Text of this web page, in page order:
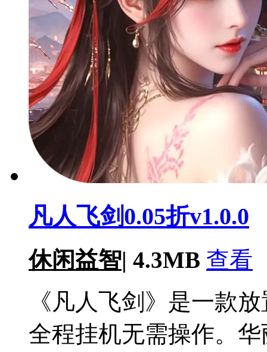
凡人飞剑0.05折v1.0.0
休闲益智| 4.3MB 查看
《凡人飞剑》是一款
全程挂机无需操作。